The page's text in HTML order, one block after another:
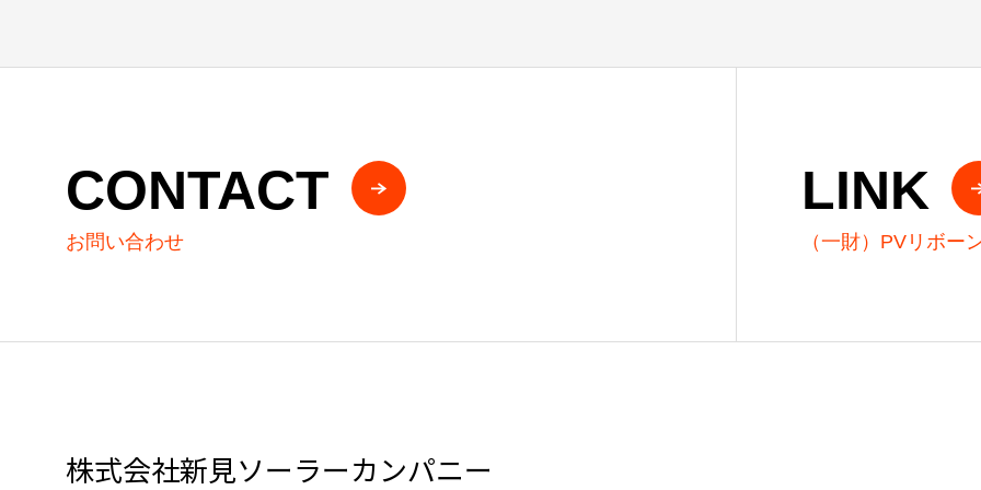
CONTACT
お問い合わせ
LINK
（一財）PVリボー
株式会社新見ソーラーカンパニー